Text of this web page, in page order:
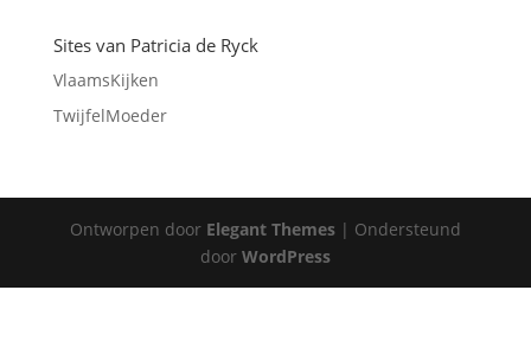
Sites van Patricia de Ryck
VlaamsKijken
TwijfelMoeder
Ontworpen door Elegant Themes| Ondersteund
door WordPress